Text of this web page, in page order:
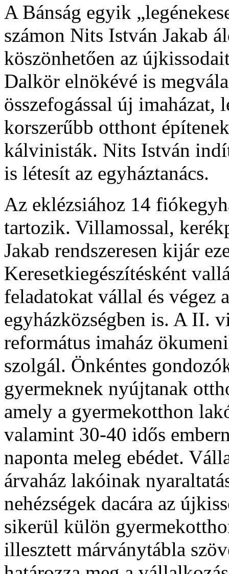
A Bánság egyik
számon Nits István Jakab
köszönhetően az
Dalkör elnökévé is
összefogással új imaházat,
korszerűbb otthont
kálvinisták. Nits István
is létesít az egyháztanács.
Az eklézsiához 14
tartozik. Villamossal,
Jakab rendszeresen kijár
Keresetkiegészítésként
feladatokat vállal és végez
egyházközségben is. A II.
református imaház
szolgál. Önkéntes
gyermeknek nyújtanak
amely a gyermekotthon
valamint 30-40 idős
naponta meleg ebédet.
árvaház lakóinak
nehézségek dacára az
sikerül külön
illesztett márványtábla